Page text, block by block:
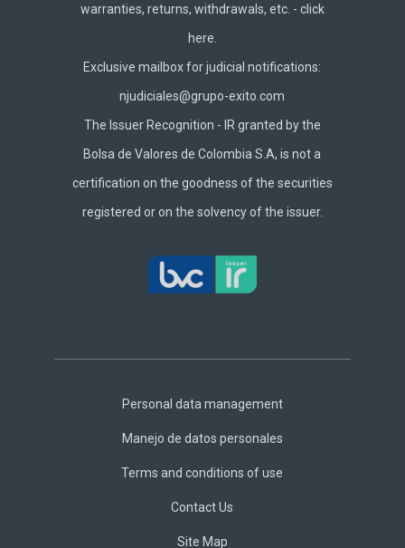
warranties, returns, withdrawals, etc. - click
here.
Exclusive mailbox for judicial notifications:
njudiciales@grupo-exito.com
The Issuer Recognition - IR granted by the
Bolsa de Valores de Colombia S.A, is not a
certification on the goodness of the securities
registered or on the solvency of the issuer.
Footer
Personal data management
Manejo de datos personales
Terms and conditions of use
Contact Us
Site Map